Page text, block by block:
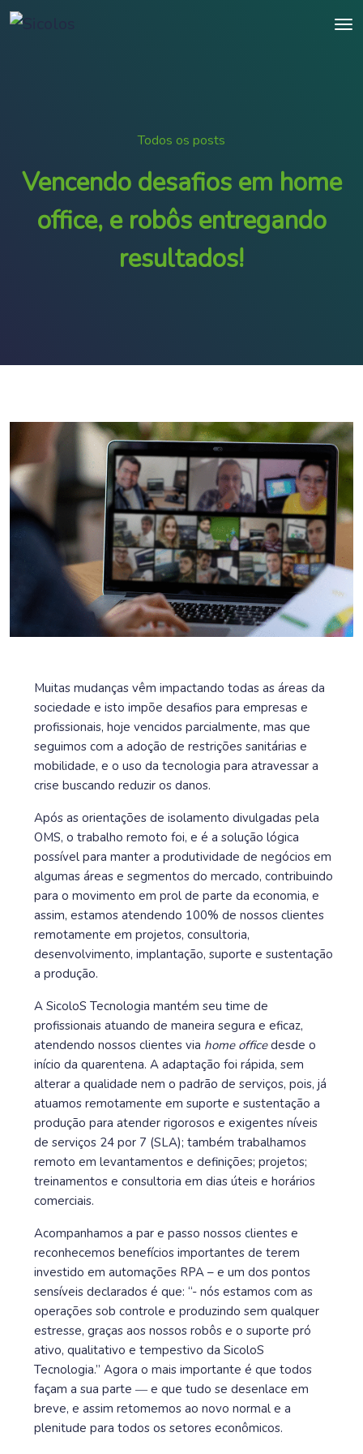
Todos os posts
Vencendo desafios em home
office, e robôs entregando
resultados!
Muitas mudanças vêm impactando todas as áreas da
sociedade e isto impõe desafios para empresas e
profissionais, hoje vencidos parcialmente, mas que
seguimos com a adoção de restrições sanitárias e
mobilidade, e o uso da tecnologia para atravessar a
crise buscando reduzir os danos.
Após as orientações de isolamento divulgadas pela
OMS, o trabalho remoto foi, e é a solução lógica
possível para manter a produtividade de negócios em
algumas áreas e segmentos do mercado, contribuindo
para o movimento em prol de parte da economia, e
assim, estamos atendendo 100% de nossos clientes
remotamente em projetos, consultoria,
desenvolvimento, implantação, suporte e sustentação
a produção.
A SicoloS Tecnologia mantém seu time de
profissionais atuando de maneira segura e eficaz,
atendendo nossos clientes via home officedesde o
início da quarentena. A adaptação foi rápida, sem
alterar a qualidade nem o padrão de serviços, pois, já
atuamos remotamente em suporte e sustentação a
produção para atender rigorosos e exigentes níveis
de serviços 24 por 7 (SLA); também trabalhamos
remoto em levantamentos e definições; projetos;
treinamentos e consultoria em dias úteis e horários
comerciais.
Acompanhamos a par e passo nossos clientes e
reconhecemos benefícios importantes de terem
investido em automações RPA – e um dos pontos
sensíveis declarados é que: “- nós estamos com as
operações sob controle e produzindo sem qualquer
estresse, graças aos nossos robôs e o suporte pró
ativo, qualitativo e tempestivo da SicoloS
Tecnologia.” Agora o mais importante é que todos
façam a sua parte ― e que tudo se desenlace em
breve, e assim retomemos ao novo normal e a
plenitude para todos os setores econômicos.